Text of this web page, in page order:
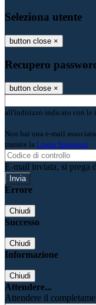
Seleziona utente
button close ×
Recupero
button close ×
all'indirizzo indicato con le
Non hai una e-mail
tramite la Login Spaggiari
E-mail inviata, si prega
Errore
Chiudi
Successo
Chiudi
Informazione
Chiudi
Attendere...
Attendere il